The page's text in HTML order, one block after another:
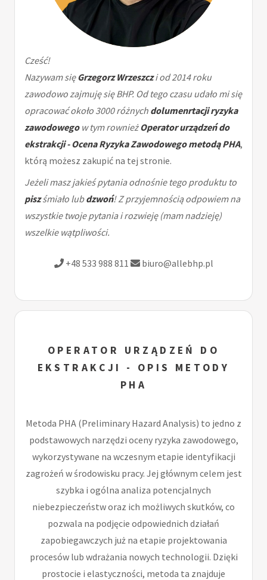
Cześć!
Nazywam sięGrzegorz Wrzeszczi od 2014 roku
zawodowo zajmuję się BHP. Od tego czasu udało mi się
opracować około 3000 różnych dolumenrtacji ryzyka
zawodowegow tym rownieżOperator urządzeń do
ekstrakcji - Ocena Ryzyka Zawodowego metodą PHA,
którą możesz zakupić na tej stronie.
Jeżeli masz jakieś pytania odnośnie tego produktu to
piszśmiało lubdzwoń! Z przyjemnością odpowiem na
wszystkie twoje pytania i rozwieję (mam nadzieję)
wszelkie wątpliwości.
+48 533 988 811 biuro@allebhp.pl
OPERATOR URZĄDZEŃ DO
EKSTRAKCJI - OPIS METODY
PHA
Metoda PHA (Preliminary Hazard Analysis) to jedno z
podstawowych narzędzi oceny ryzyka zawodowego,
wykorzystywane na wczesnym etapie identyfikacji
zagrożeń w środowisku pracy. Jej głównym celem jest
szybka i ogólna analiza potencjalnych
niebezpieczeństw oraz ich możliwych skutków, co
pozwala na podjęcie odpowiednich działań
zapobiegawczych już na etapie projektowania
procesów lub wdrażania nowych technologii. Dzięki
prostocie i elastyczności, metoda ta znajduje